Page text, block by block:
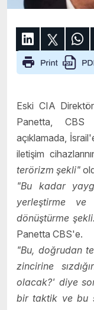
Eski CIA
Panetta, CBS
açıklamada,
iletişim
terörizm şekli"
"Bu kadar
yerleştirme
dönüştürme
Panetta CBS'e.
"Bu, doğrudan
zincirine
olacak?' diye
bir taktik ve bu